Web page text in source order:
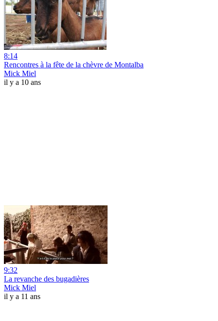
8:14
Rencontres à la fête de la chèvre de Montalba
Mick Miel
il y a 10 ans
9:32
La revanche des bugadières
Mick Miel
il y a 11 ans